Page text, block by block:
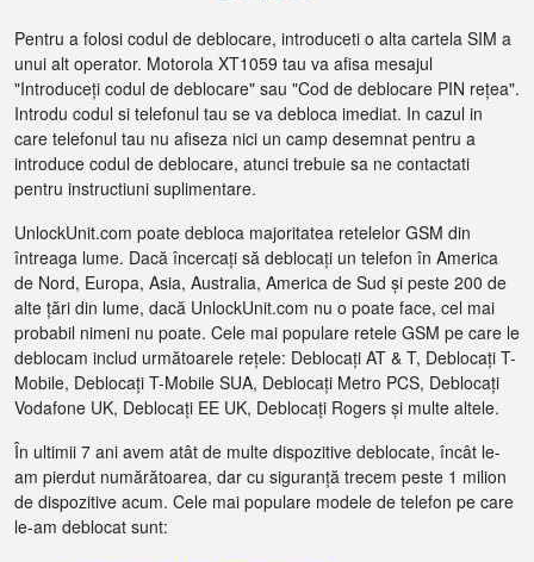
Pentru a folosi codul de deblocare, introduceti o alta cartela SIM a
unui alt operator. Motorola XT1059 tau va afisa mesajul
"Introduceți codul de deblocare" sau "Cod de deblocare PIN rețea".
Introdu codul si telefonul tau se va debloca imediat. In cazul in
care telefonul tau nu afiseza nici un camp desemnat pentru a
introduce codul de deblocare, atunci trebuie sa ne contactati
pentru instructiuni suplimentare.
UnlockUnit.com poate debloca majoritatea retelelor GSM din
întreaga lume. Dacă încercați să deblocați un telefon în America
de Nord, Europa, Asia, Australia, America de Sud și peste 200 de
alte țări din lume, dacă UnlockUnit.com nu o poate face, cel mai
probabil nimeni nu poate. Cele mai populare retele GSM pe care le
deblocam includ următoarele rețele: Deblocați AT & T, Deblocați T-
Mobile, Deblocați T-Mobile SUA, Deblocați Metro PCS, Deblocați
Vodafone UK, Deblocați EE UK, Deblocați Rogers și multe altele.
În ultimii 7 ani avem atât de multe dispozitive deblocate, încât le-
am pierdut numărătoarea, dar cu siguranță trecem peste 1 milion
de dispozitive acum. Cele mai populare modele de telefon pe care
le-am deblocat sunt: